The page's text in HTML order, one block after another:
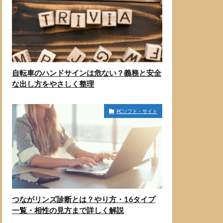
自転車のハンドサインは危ない？義務と安全
な出し方をやさしく整理
PCソフト・サイト
つながリンズ診断とは？やり方・16タイプ
一覧・相性の見方まで詳しく解説